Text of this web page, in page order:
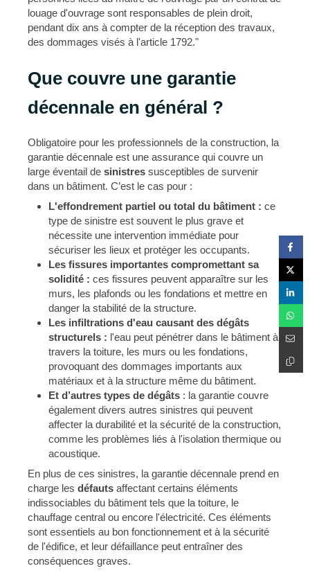
louage d'ouvrage sont responsables de plein droit,
pendant dix ans à compter de la réception des travaux,
des dommages visés à l'article 1792."
Que couvre une garantie
décennale en général ?
Obligatoire pour les professionnels de la construction, la
garantie décennale est une assurance qui couvre un
large éventail de sinistres susceptibles de survenir
dans un bâtiment. C’est le cas pour :
L'effondrement partiel ou total du bâtiment : ce
type de sinistre est souvent le plus grave et
nécessite une intervention immédiate pour
sécuriser les lieux et protéger les occupants.
Les fissures importantes compromettant sa
solidité : ces fissures peuvent apparaître sur les
murs, les plafonds ou les fondations et mettre en
danger la stabilité de la structure.
Les infiltrations d'eau causant des dégâts
structurels : l'eau peut pénétrer dans le bâtiment à
travers la toiture, les murs ou les fondations,
provoquant des dommages importants aux
matériaux et à la structure même du bâtiment.
Et d’autres types de dégâts : la garantie couvre
également divers autres sinistres qui peuvent
affecter la durabilité et la sécurité de la construction,
comme les problèmes liés à l'isolation thermique ou
acoustique.
En plus de ces sinistres, la garantie décennale prend en
charge les défauts affectant certains éléments
indissociables du bâtiment tels que la toiture, le
chauffage central ou encore l'électricité. Ces éléments
sont essentiels au bon fonctionnement et à la sécurité
de l'édifice, et leur défaillance peut entraîner des
conséquences graves.